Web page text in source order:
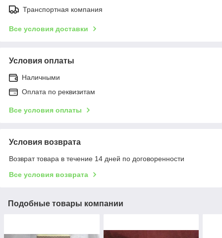
Транспортная компания
Все условия доставки
Условия оплаты
Наличными
Оплата по реквизитам
Все условия оплаты
Условия возврата
Возврат товара в течение 14 дней по договоренности
Все условия возврата
Подобные товары компании